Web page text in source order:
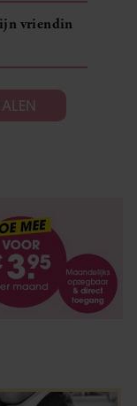
vriendin